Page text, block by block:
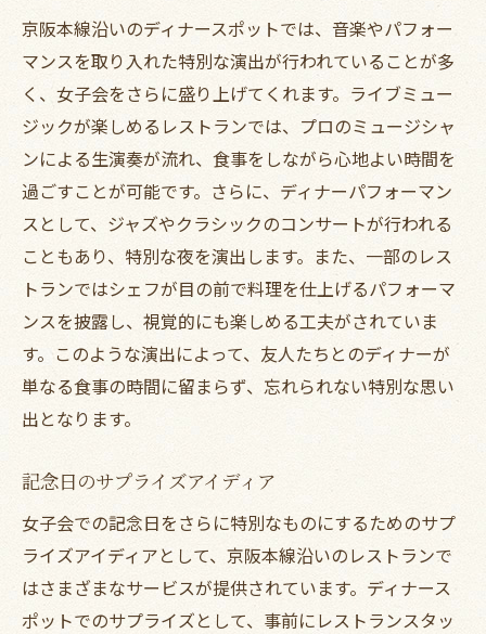
京阪本線沿いのディナースポットでは、音楽やパフォー
マンスを取り入れた特別な演出が行われていることが多
く、女子会をさらに盛り上げてくれます。ライブミュー
ジックが楽しめるレストランでは、プロのミュージシャ
ンによる生演奏が流れ、食事をしながら心地よい時間を
過ごすことが可能です。さらに、ディナーパフォーマン
スとして、ジャズやクラシックのコンサートが行われる
こともあり、特別な夜を演出します。また、一部のレス
トランではシェフが目の前で料理を仕上げるパフォーマ
ンスを披露し、視覚的にも楽しめる工夫がされていま
す。このような演出によって、友人たちとのディナーが
単なる食事の時間に留まらず、忘れられない特別な思い
出となります。
記念日のサプライズアイディア
女子会での記念日をさらに特別なものにするためのサプ
ライズアイディアとして、京阪本線沿いのレストランで
はさまざまなサービスが提供されています。ディナース
ポットでのサプライズとして、事前にレストランスタッ